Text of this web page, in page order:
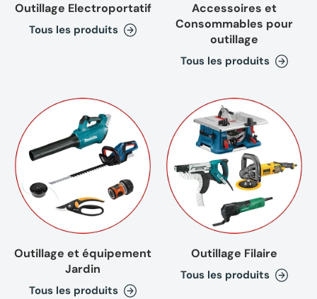
Outillage Electroportatif
Tous les produits
Accessoires et
Consommables pour
outillage
Tous les produits
Outillage et équipement
Jardin
Tous les produits
Outillage Filaire
Tous les produits